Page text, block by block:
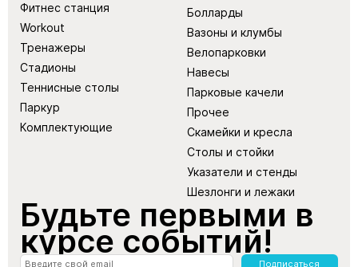
Фитнес станция
Workout
Тренажеры
Стадионы
Теннисные столы
Паркур
Комплектующие
Болларды
Вазоны и клумбы
Велопарковки
Навесы
Парковые качели
Прочее
Скамейки и кресла
Столы и стойки
Указатели и стенды
Шезлонги и лежаки
Будьте первыми в
курсе событий!
Подписаться